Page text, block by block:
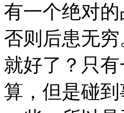
有一个绝对
否则后患无
就好了？只
算，但是碰